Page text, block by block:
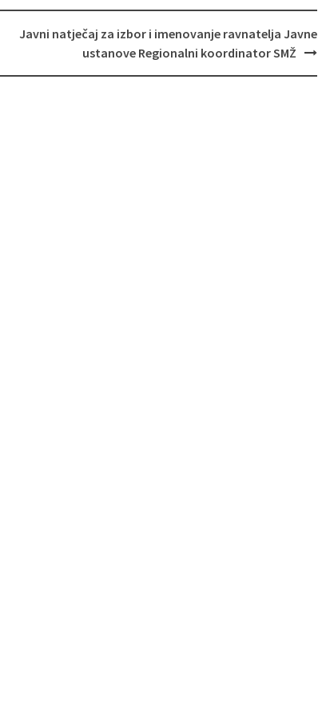
Javni natječaj za izbor i imenovanje ravnatelja Javne
ustanove Regionalni koordinator SMŽ